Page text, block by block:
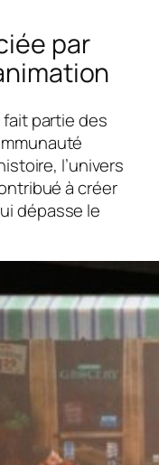
par
partie des
l’univers
à créer
dépasse le